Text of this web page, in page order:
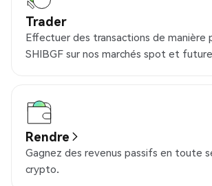
Trader
Effectuer des transactions de manière
SHIBGF sur nos marchés spot et
Rendre
Gagnez des revenus passifs en toute
crypto.